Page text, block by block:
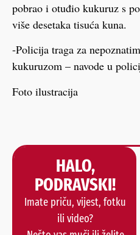
pobrao i otuđio kukuruz s
više desetaka tisuća kuna.
-Policija traga za
kukuruzom – navode u
Foto ilustracija
HALO,
PODRAVSKI!
Imate priču, vijest, fotku
ili video?